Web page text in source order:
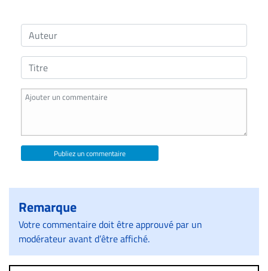
Publiez un commentaire
Remarque
Votre commentaire doit être approuvé par un
modérateur avant d’être affiché.